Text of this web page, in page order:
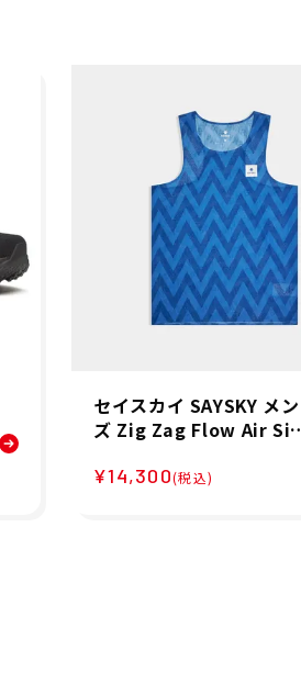
セイスカイ SAYSKY メン
ズ Zig Zag Flow Air Sin
22C1063 26SP
¥14,300(税込)